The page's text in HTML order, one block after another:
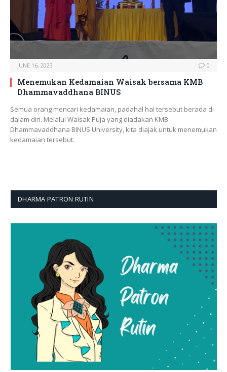
JUNE 16, 2023 0
Menemukan Kedamaian Waisak bersama KMB
Dhammavaddhana BINUS
Semua orang mencari kedamaian, padahal hal tersebut berada di
dalam diri. Melalui Waisak Puja yang diadakan KMB
Dhammavaddhana BINUS University, kita diajak untuk menemukan
kedamaian tersebut.
DHARMA PATRON RUTIN